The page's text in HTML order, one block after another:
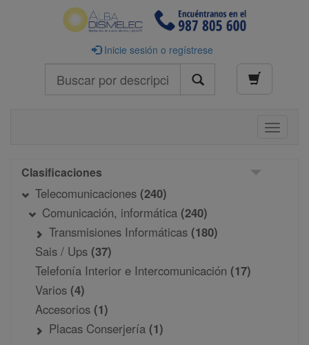
Inicie sesión o regístrese
Toggle
Clasificaciones
Telecomunicaciones (240)
Comunicación, informática (240)
Transmisiones Informáticas (180)
Sais / Ups (37)
Telefonía Interior e Intercomunicación (17)
Varios (4)
Accesorios (1)
Placas Conserjería (1)